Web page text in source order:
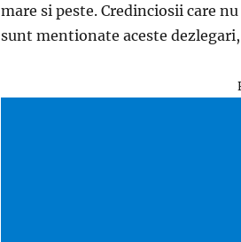
mare si peste. Credinciosii care
sunt mentionate aceste